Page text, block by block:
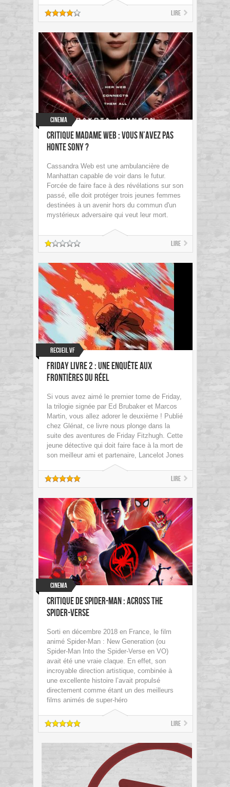
Lire
Cinema
Critique Madame Web : Vous n’avez pas
honte Sony ?
Cassandra Web est une ambulancière de
Manhattan capable de voir dans le futur.
Forcée de faire face à des révélations sur son
passé, elle doit protéger trois jeunes femmes
destinées à un avenir hors du commun d'un
mystérieux adversaire qui veut leur mort.
Lire
Recueil VF
Friday Livre 2 : une enquête aux
frontières du réel
Si vous avez aimé le premier tome de Friday,
la trilogie signée par Ed Brubaker et Marcos
Martin, vous allez adorer le deuxième ! Publié
chez Glénat, ce livre nous plonge dans la
suite des aventures de Friday Fitzhugh. Cette
jeune détective qui doit faire face à la mort de
son meilleur ami et partenaire, Lancelot Jones
Lire
Cinema
Critique de Spider-Man : Across the
Spider-Verse
Sorti en décembre 2018 en France, le film
animé Spider-Man : New Generation (ou
Spider-Man Into the Spider-Verse en VO)
avait été une vraie claque. En effet, son
incroyable direction artistique, combinée à
une excellente histoire l’avait propulsé
directement comme étant un des meilleurs
films animés de super-héro
Lire